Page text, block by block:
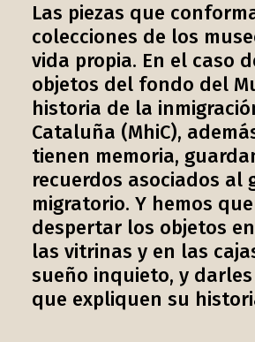
Las piezas que
colecciones de los
vida propia. En el caso
objetos del fondo del
historia de la
Cataluña (MhiC),
tienen memoria,
recuerdos asociados al
migratorio. Y hemos
despertar los objetos
las vitrinas y en las
sueño inquieto, y darles
que expliquen su